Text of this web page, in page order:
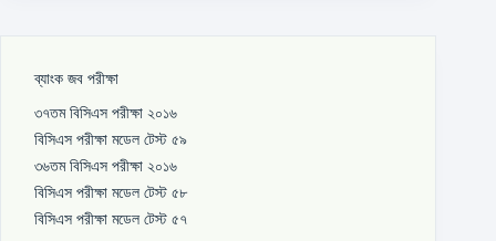
ব্যাংক জব পরীক্ষা
৩৭তম বিসিএস পরীক্ষা ২০১৬
বিসিএস পরীক্ষা মডেল টেস্ট ৫৯
৩৬তম বিসিএস পরীক্ষা ২০১৬
বিসিএস পরীক্ষা মডেল টেস্ট ৫৮
বিসিএস পরীক্ষা মডেল টেস্ট ৫৭